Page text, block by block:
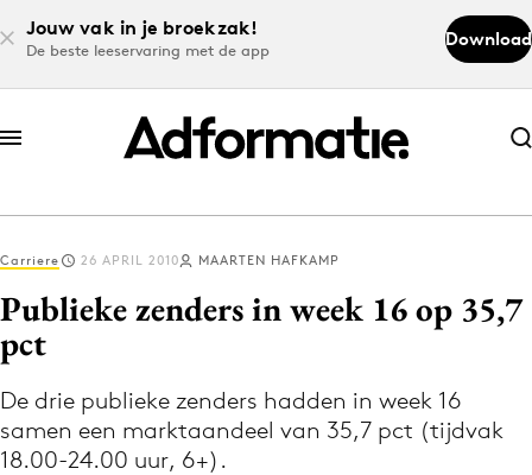
Jouw vak in je broekzak!
De beste leeservaring met de app
Download
Abonneer nu
Abonneer nu
Log in
Volg het laatste nieuws via de Adformatie
Nieuws app
Carriere 26 APRIL 2010 MAARTEN HAFKAMP
Publieke zenders in week 16 op 35,7
pct
De drie publieke zenders hadden in week 16
samen een marktaandeel van 35,7 pct (tijdvak
18.00-24.00 uur, 6+).